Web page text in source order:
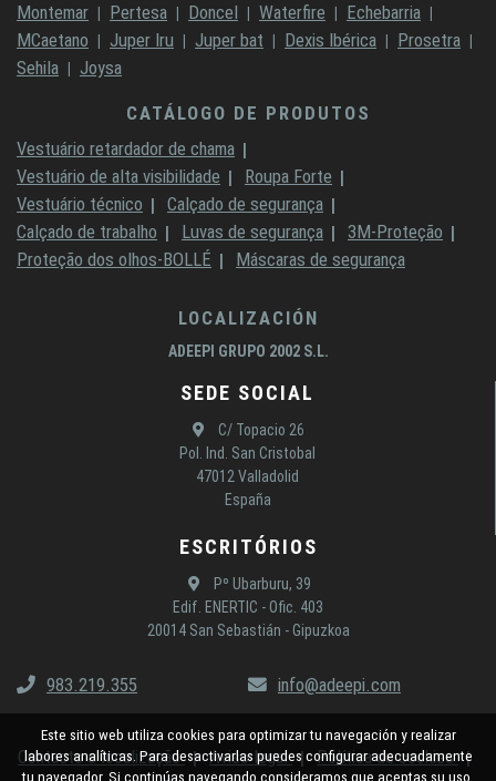
Montemar
Pertesa Doncel Waterfire
Echebarria
MCaetano
Juper Iru Juper bat Dexis Ibérica
Prosetra
Sehila
Joysa
CATÁLOGO DE PRODUTOS
Vestuário retardador de chama
Vestuário de alta visibilidade
Roupa Forte
Vestuário técnico
Calçado de segurança
Calçado de trabalho
Luvas de segurança
3M-Proteção
Proteção dos olhos-BOLLÉ
Máscaras de segurança
LOCALIZACIÓN
ADEEPI GRUPO 2002 S.L.
SEDE SOCIAL
C/ Topacio 26
Pol. Ind. San Cristobal
47012 Valladolid
España
ESCRITÓRIOS
Pº Ubarburu, 39
Edif. ENERTIC - Ofic. 403
20014 San Sebastián - Gipuzkoa
983.219.355 info@adeepi.com
Contacto e localização Aviso legal
Política de cookies
Este sitio web utiliza cookies para optimizar tu navegación y realizar
labores analíticas. Para desactivarlas puedes configurar adecuadamente
tu navegador. Si continúas navegando consideramos que aceptas su uso.